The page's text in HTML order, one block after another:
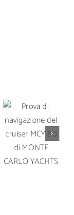
navigazione
del cruiser
MCY 80 di
CARLO